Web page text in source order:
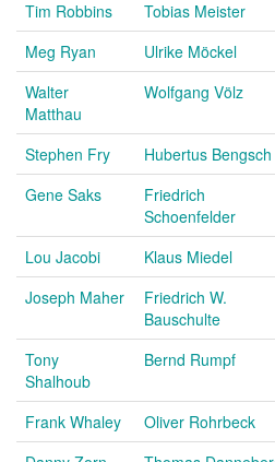
Tim Robbins
Tobias Meister
Meg Ryan
Ulrike Möckel
Walter
Matthau
Wolfgang Völz
Stephen Fry Hubertus Bengsch
Gene Saks
Friedrich
Schoenfelder
Lou Jacobi Klaus Miedel
Joseph Maher
Friedrich W.
Bauschulte
Tony
Shalhoub
Bernd Rumpf
Frank Whaley Oliver Rohrbeck